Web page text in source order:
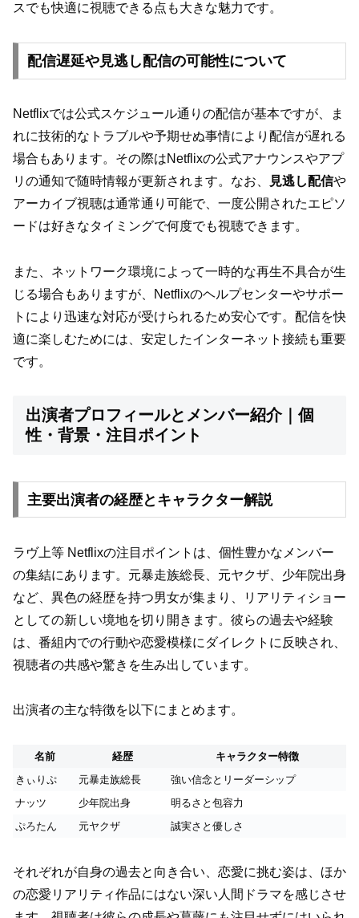
スでも快適に視聴できる点も大きな魅力です。
配信遅延や見逃し配信の可能性について
Netflixでは公式スケジュール通りの配信が基本ですが、ま
れに技術的なトラブルや予期せぬ事情により配信が遅れる
場合もあります。その際はNetflixの公式アナウンスやアプ
リの通知で随時情報が更新されます。なお、
見逃し配信や
アーカイブ視聴は通常通り可能で、一度公開されたエピソ
ードは好きなタイミングで何度でも視聴できます。
また、ネットワーク環境によって一時的な再生不具合が生
じる場合もありますが、Netflixのヘルプセンターやサポー
トにより迅速な対応が受けられるため安心です。配信を快
適に楽しむためには、安定したインターネット接続も重要
です。
出演者プロフィールとメンバー紹介｜個
性・背景・注目ポイント
主要出演者の経歴とキャラクター解説
ラヴ上等 Netflixの注目ポイントは、個性豊かなメンバー
の集結にあります。元暴走族総長、元ヤクザ、少年院出身
など、異色の経歴を持つ男女が集まり、リアリティショー
としての新しい境地を切り開きます。彼らの過去や経験
は、番組内での行動や恋愛模様にダイレクトに反映され、
視聴者の共感や驚きを生み出しています。
出演者の主な特徴を以下にまとめます。
名前 経歴
キャラクター特徴
きぃりぷ
元暴走族総長
強い信念とリーダーシップ
ナッツ
少年院出身
明るさと包容力
ぷろたん
元ヤクザ 誠実さと優しさ
それぞれが自身の過去と向き合い、恋愛に挑む姿は、ほか
の恋愛リアリティ作品にはない深い人間ドラマを感じさせ